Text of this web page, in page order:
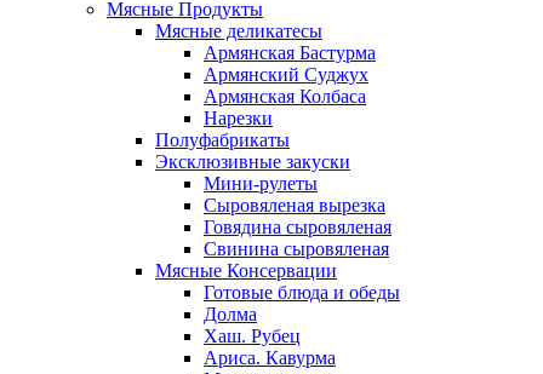
Мясные Продукты
Мясные деликатесы
Армянская Бастурма
Армянский Суджух
Армянская Колбаса
Нарезки
Полуфабрикаты
Эксклюзивные закуски
Мини-рулеты
Сыровяленая вырезка
Говядина сыровяленая
Свинина сыровяленая
Мясные Консервации
Готовые блюда и обеды
Долма
Хаш. Рубец
Ариса. Кавурма